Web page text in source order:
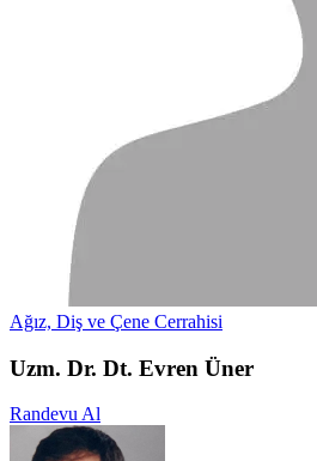
Ağız, Diş ve Çene Cerrahisi
Uzm. Dr. Dt. Evren Üner
Randevu Al